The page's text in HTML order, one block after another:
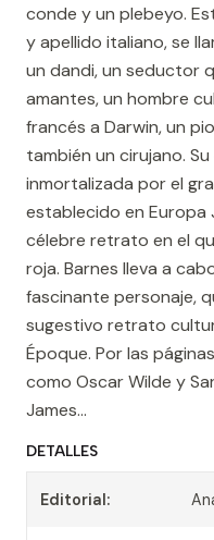
conde y un plebeyo.
y apellido italiano, se
un dandi, un seductor
amantes, un hombre
francés a Darwin, un
también un cirujano.
inmortalizada por el
establecido en Europa
célebre retrato en el
roja. Barnes lleva a
fascinante personaje,
sugestivo retrato
Époque. Por las
como Oscar Wilde y
James...
DETALLES
Editorial: